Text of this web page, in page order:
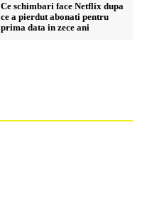
Ce schimbari face Netflix dupa
ce a pierdut abonati pentru
prima data in zece ani